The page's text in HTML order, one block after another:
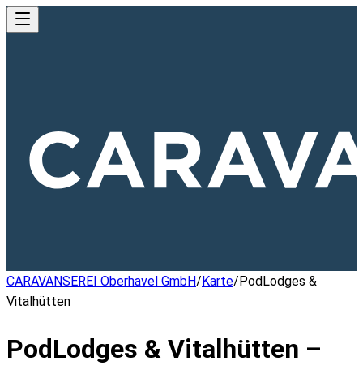
CARAVANSEREI Oberhavel GmbH/Karte/PodLodges &
Vitalhütten
PodLodges & Vitalhütten –